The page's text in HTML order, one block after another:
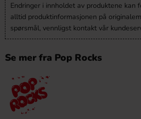
Endringer i innholdet av produktene kan
alltid produktinformasjonen på
spørsmål, vennligst kontakt vår
Se mer fra Pop Rocks